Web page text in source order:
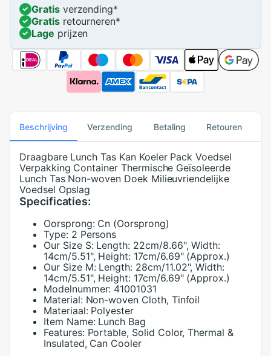
Gratisverzending*
Gratisretourneren*
Lage prijzen
Beschrijving Verzending Betaling Retouren
Draagbare Lunch Tas Kan Koeler Pack Voedsel
Verpakking Container Thermische Geïsoleerde
Lunch Tas Non-woven Doek Milieuvriendelijke
Voedsel Opslag
Specificaties:
Oorsprong: Cn (Oorsprong)
Type: 2 Persons
Our Size S: Length: 22cm/8.66", Width:
14cm/5.51", Height: 17cm/6.69" (Approx.)
Our Size M: Length: 28cm/11.02", Width:
14cm/5.51", Height: 17cm/6.69" (Approx.)
Modelnummer: 41001031
Material: Non-woven Cloth, Tinfoil
Materiaal: Polyester
Item Name: Lunch Bag
Features: Portable, Solid Color, Thermal &
Insulated, Can Cooler